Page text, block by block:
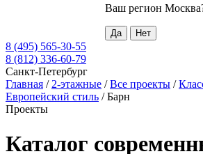
Ваш регион Москва
8 (495) 565-30-55
8 (812) 336-60-79
Санкт-Петербург
Главная / 2-этажные /Все проекты /
Европейский стиль /Барн
Проекты
Каталог